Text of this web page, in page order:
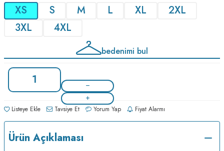
XS S M L XL
2XL
3XL
4XL
bedenimi bul
Listeye Ekle Tavsiye Et Yorum Yap Fiyat Alarmı
Ürün Açıklaması